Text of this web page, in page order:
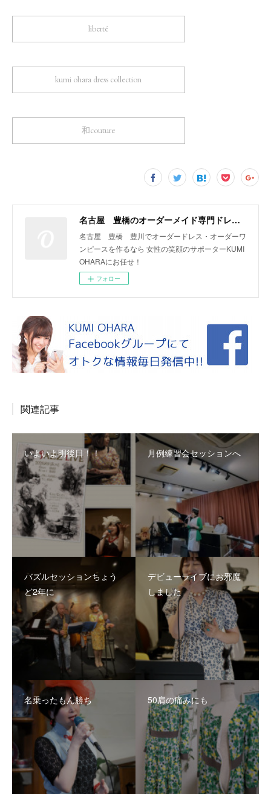
liberté
kumi ohara dress collection
和couture
名古屋 豊橋のオーダーメイド専門ドレスデザイナー KUMI OHARA
名古屋 豊橋 豊川でオーダードレス・オーダーワ
ンピースを作るなら 女性の笑顔のサポーターKUMI
OHARAにお任せ！
フォロー
関連記事
いよいよ明後日！！ 月例練習会セッションへ
バズルセッションちょう
ど2年に
デビューライブにお邪魔
しました
名乗ったもん勝ち 50肩の痛みにも